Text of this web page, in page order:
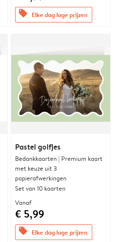
offers Elke dag lage prijzen
Pastel golfjes
Bedankkaarten | Premium kaart
met keuze uit 3
papierafwerkingen
Set van 10 kaarten
Vanaf
€ 5,99
offers Elke dag lage prijzen